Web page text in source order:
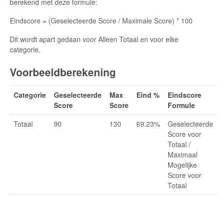
berekend met deze formule:
Eindscore = (Geselecteerde Score / Maximale Score) * 100
Dit wordt apart gedaan voor Alleen Totaal en voor elke
categorie.
Voorbeeldberekening
Categorie
Geselecteerde
Score
Max
Score
Eind %
Eindscore
Formule
Totaal
90 130 69.23%
Geselecteerde
Score voor
Totaal /
Maximaal
Mogelijke
Score voor
Totaal